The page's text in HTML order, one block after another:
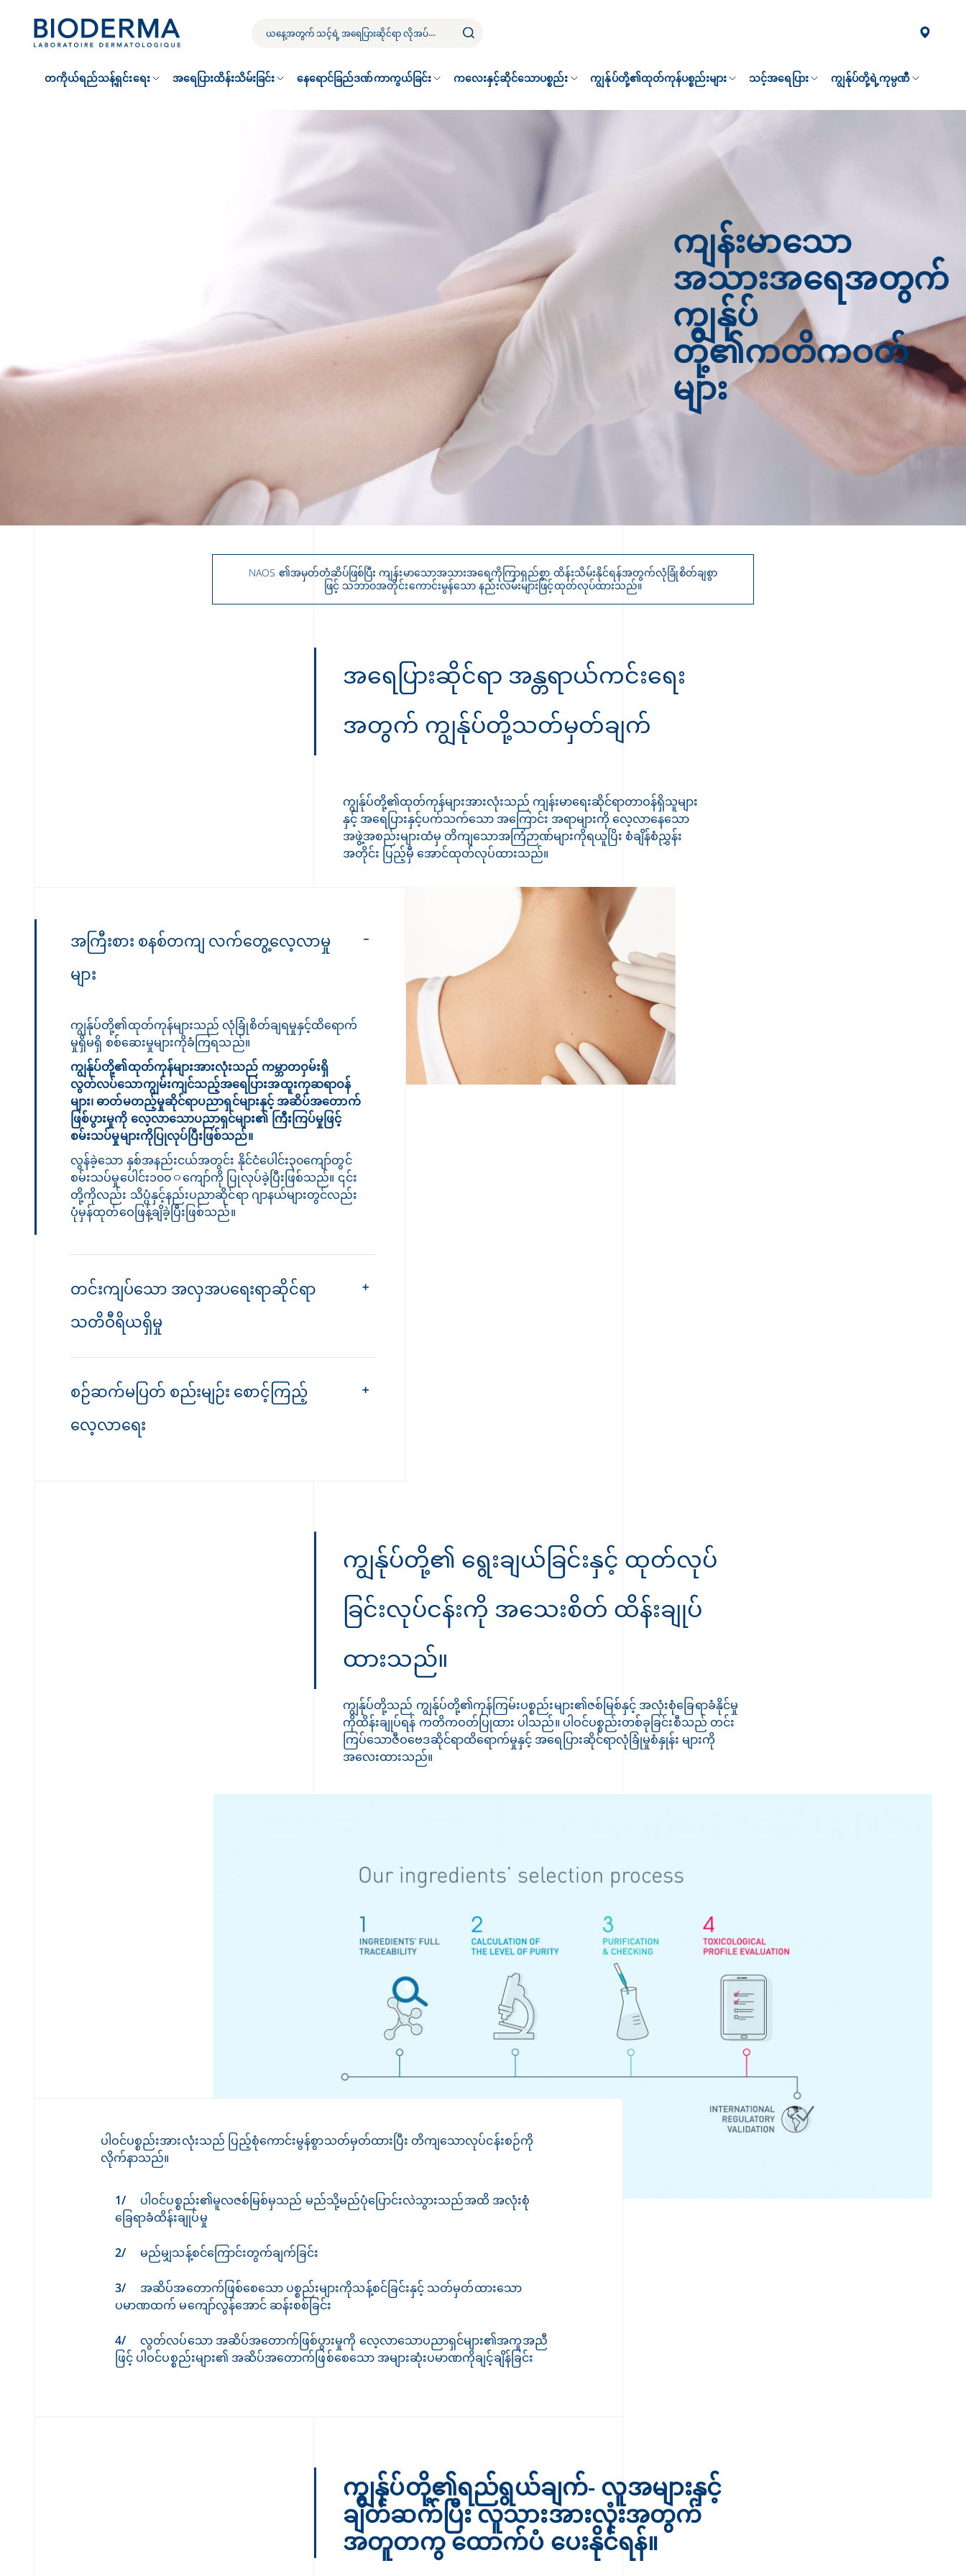
ရှာဖွေ
တကိုယ်ရည်သန့်ရှင်းရေး အရေပြားထိန်းသိမ်းခြင်း နေရောင်ခြည်ဒဏ်ကာကွယ်ခြင်း ကလေးနှင့်ဆိုင်သောပစ္စည်း ကျွန်ုပ်တို့၏ထုတ်ကုန်ပစ္စည်းများ သင့်အရေပြား ကျွန်ုပ်တို့ရဲ့ကုမ္ပဏီ
ကျန်းမာသော
အသားအရေအတွက်
ကျွန်ုပ်
တို့၏ကတိကဝတ်
များ
NAOS ၏အမှတ်တံဆိပ်ဖြစ်ပြီး ကျန်းမာသောအသားအရေကိုကြာရှည်စွာ ထိန်းသိမ်းနိုင်ရန်အတွက်လုံခြုံစိတ်ချစွာ
ဖြင့် သဘာဝအတိုင်းကောင်းမွန်သော နည်းလမ်းများဖြင့်ထုတ်လုပ်ထားသည်။
အရေပြားဆိုင်ရာ အန္တရာယ်ကင်းရေး
အတွက် ကျွန်ုပ်တို့သတ်မှတ်ချက်
ကျွန်ုပ်တို့၏ထုတ်ကုန်များအားလုံးသည် ကျန်းမာရေးဆိုင်ရာတာဝန်ရှိသူများ
နှင့် အရေပြားနှင့်ပက်သက်သော အကြောင်း အရာများကို လေ့လာနေသော
အဖွဲ့အစည်းများထံမှ တိကျသောအကြံဉာဏ်များကိုရယူပြိး စံချိန်စံညွှန်း
အတိုင်း ပြည့်မှီ အောင်ထုတ်လုပ်ထားသည်။
အကြီးစား စနစ်တကျ လက်တွေ့လေ့လာမှု
များ
ကျွန်ုပ်တို့၏ထုတ်ကုန်များသည် လုံခြုံစိတ်ချရမှုနှင့်ထိရောက်
မှုရှိမရှိ စစ်ဆေးမှုများကိုခံကြရသည်။
ကျွန်ုပ်တို့၏ထုတ်ကုန်များအားလုံးသည် ကမ္ဘာတဝှမ်းရှိ
လွတ်လပ်သောကျွမ်းကျင်သည့်အရေပြားအထူးကုဆရာဝန်
များ၊ ဓာတ်မတည့်မှုဆိုင်ရာပညာရှင်များနှင့် အဆိပ်အတောက်
ဖြစ်ပွားမှုကို လေ့လာသောပညာရှင်များ၏ ကြီးကြပ်မှုဖြင့်
စမ်းသပ်မှုများကိုပြုလုပ်ပြီးဖြစ်သည်။
လွန်ခဲ့သော နှစ်အနည်းငယ်အတွင်း နိုင်ငံပေါင်း၃၀ကျော်တွင်
စမ်းသပ်မှုပေါင်း၁၀၀၀ကျော်ကို ပြုလုပ်ခဲ့ပြီးဖြစ်သည်။ ၎င်း
တို့ကိုလည်း သိပ္ပံနှင့်နည်းပညာဆိုင်ရာ ဂျာနယ်များတွင်လည်း
ပုံမှန်ထုတ်ဝေဖြန့်ချိခဲ့ပြီးဖြစ်သည်။
တင်းကျပ်သော အလှအပရေးရာဆိုင်ရာ
သတိဝီရိယရှိမှု
စဉ်ဆက်မပြတ် စည်းမျဉ်း စောင့်ကြည့်
လေ့လာရေး
ကျွန်ုပ်တို့၏ ရွေးချယ်ခြင်းနှင့် ထုတ်လုပ်
ခြင်းလုပ်ငန်းကို အသေးစိတ် ထိန်းချုပ်
ထားသည်။
ကျွန်ုပ်တို့သည် ကျွန်ုပ်တို့၏ကုန်ကြမ်းပစ္စည်းများ၏ဇစ်မြစ်နှင့် အလုံးစုံခြေရာခံနိုင်မှု
ကိုထိန်းချုပ်ရန် ကတိကဝတ်ပြုထား ပါသည်။ ပါဝင်ပစ္စည်းတစ်ခုခြင်းစီသည် တင်း
ကြပ်သောဇီဝဗေဒဆိုင်ရာထိရောက်မှုနှင့် အရေပြားဆိုင်ရာလုံခြုံမှုစံနှုန်း များကို
အလေးထားသည်။
ပါဝင်ပစ္စည်းအားလုံးသည် ပြည့်စုံကောင်းမွန်စွာသတ်မှတ်ထားပြီး တိကျသောလုပ်ငန်းစဉ်ကို
လိုက်နာသည်။
ပါဝင်ပစ္စည်း၏မူလဇစ်မြစ်မှသည် မည်သို့မည်ပုံပြောင်းလဲသွားသည်အထိ အလုံးစုံ
ခြေရာခံထိန်းချုပ်မှု
မည်မျှသန့်စင်ကြောင်းတွက်ချက်ခြင်း
အဆိပ်အတောက်ဖြစ်စေသော ပစ္စည်းများကိုသန့်စင်ခြင်းနှင့် သတ်မှတ်ထားသော
ပမာဏထက် မကျော်လွန်အောင် ဆန်းစစ်ခြင်း
လွတ်လပ်သော အဆိပ်အတောက်ဖြစ်ပွားမှုကို လေ့လာသောပညာရှင်များ၏အကူအညီ
ဖြင့် ပါဝင်ပစ္စည်းများ၏ အဆိပ်အတောက်ဖြစ်စေသော အများဆုံးပမာဏကိုချင့်ချိန်ခြင်း
ကျွန်ုပ်တို့၏ရည်ရွယ်ချက်- လူအများနှင့်
ချိတ်ဆက်ပြီး လူသားအားလုံးအတွက်
အတူတကွ ထောက်ပံ ပေးနိုင်ရန်။